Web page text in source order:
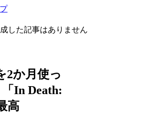
した記事はありません
2か月使っ
In Death:
高